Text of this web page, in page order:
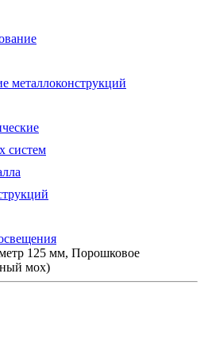
металлоконструкций
систем